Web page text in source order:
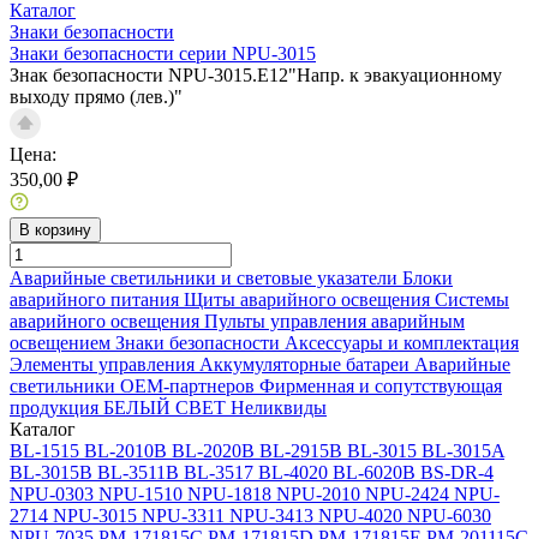
Каталог
Знаки безопасности
Знаки безопасности серии NPU-3015
Знак безопасности NPU-3015.E12"Напр. к эвакуационному
выходу прямо (лев.)"
Цена:
350,00 ₽
В корзину
Аварийные светильники и световые указатели Блоки
аварийного питания Щиты аварийного освещения Системы
аварийного освещения Пульты управления аварийным
освещением Знаки безопасности Аксессуары и комплектация
Элементы управления Аккумуляторные батареи Аварийные
светильники ОЕМ-партнеров Фирменная и сопутствующая
продукция БЕЛЫЙ СВЕТ Неликвиды
Каталог
BL-1515 BL-2010B BL-2020B BL-2915B BL-3015 BL-3015A
BL-3015B BL-3511B BL-3517 BL-4020 BL-6020B BS-DR-4
NPU-0303 NPU-1510 NPU-1818 NPU-2010 NPU-2424 NPU-
2714 NPU-3015 NPU-3311 NPU-3413 NPU-4020 NPU-6030